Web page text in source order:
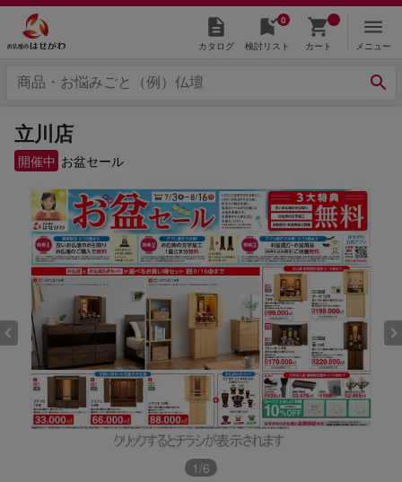
カタログ
0
検討リスト カート メニュー
立川店
開催中 お盆セール
1/6